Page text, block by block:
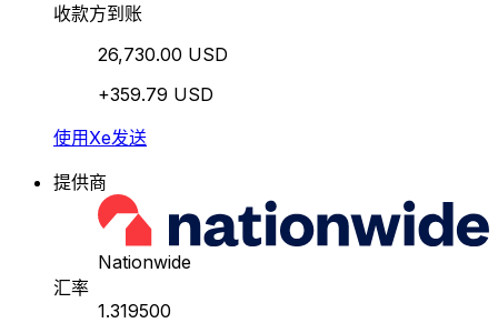
收款方到账
26,730.00 USD
+359.79 USD
使用Xe发送
提供商
Nationwide
汇率
1.319500